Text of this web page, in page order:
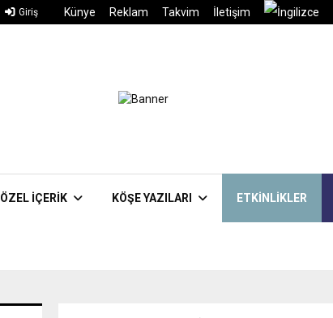
Giriş Künye Reklam Takvim İletişim
ÖZEL İÇERIK KÖŞE YAZILARI ETKINLIKLER